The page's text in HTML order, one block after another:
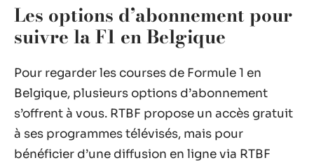
Les options d’abonnement pour
suivre la F1 en Belgique
Pour regarder les courses de Formule 1 en
Belgique, plusieurs options d’abonnement
s’offrent à vous. RTBF propose un accès gratuit
à ses programmes télévisés, mais pour
bénéficier d’une diffusion en ligne via RTBF